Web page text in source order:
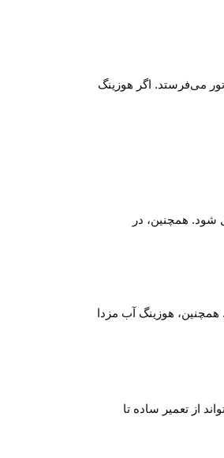
سرد را به موتور می‌فرستد. اگر هوزینگ
شود. همچنین، در
نشود. همچنین، هوزینگ آب مزدا
می‌تواند از تعمیر ساده تا